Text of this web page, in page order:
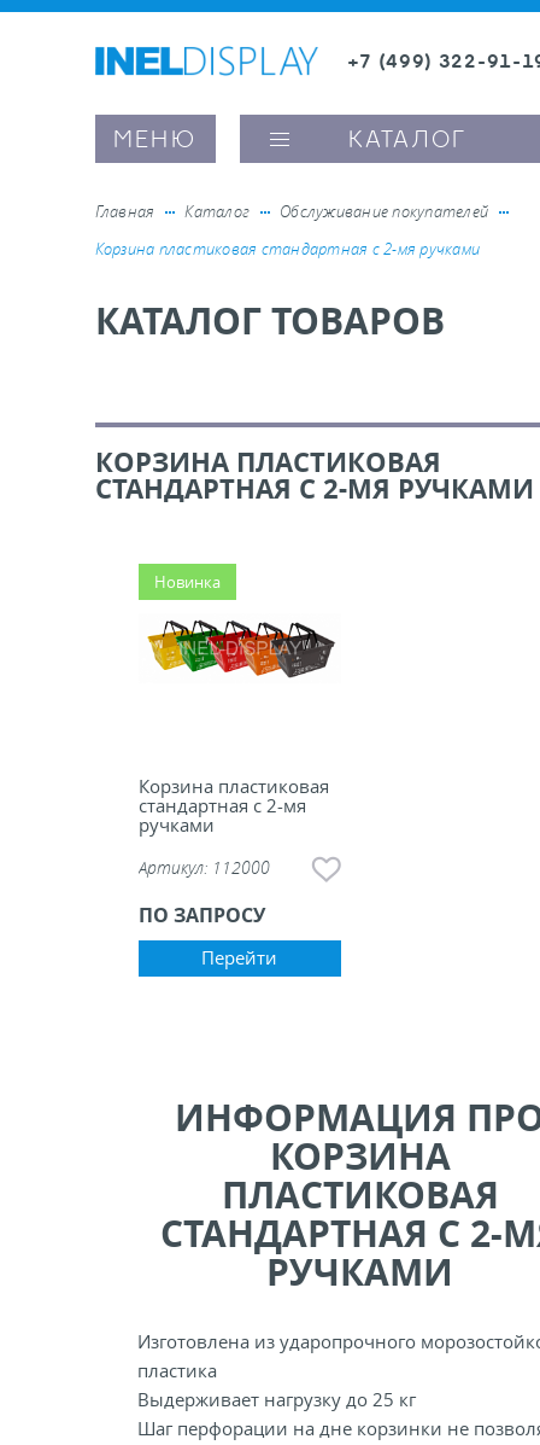
+7 (499) 322-91-
МЕНЮ КАТАЛОГ
вывесок и шелфтокеры
оборудование, комплектующие
рамки и аксессуары
покупателей
Главная Каталог
Обслуживание покупателей
Корзина пластиковая стандартная с 2-мя ручками
КАТАЛОГ ТОВАРОВ
КОРЗИНА ПЛАСТИКОВАЯ
СТАНДАРТНАЯ С 2-МЯ РУЧКАМИ
Новинка
Корзина пластиковая
стандартная с 2-мя
ручками
Артикул: 112000
ПО ЗАПРОСУ
Перейти
ИНФОРМАЦИЯ
КОРЗИНА
ПЛАСТИКОВАЯ
СТАНДАРТНАЯ С 2-
РУЧКАМИ
Изготовлена из ударопрочного
пластика
Выдерживает нагрузку до 25 кг
Шаг перфорации на дне корзинки не